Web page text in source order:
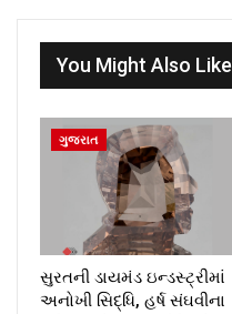
You Might Also Like
ગુજરાત
સુરતની ડાયમંડ ઇન્ડસ્ટ્રીમાં
અનોખી સિદ્ધિ, હર્ષ સંઘવીના